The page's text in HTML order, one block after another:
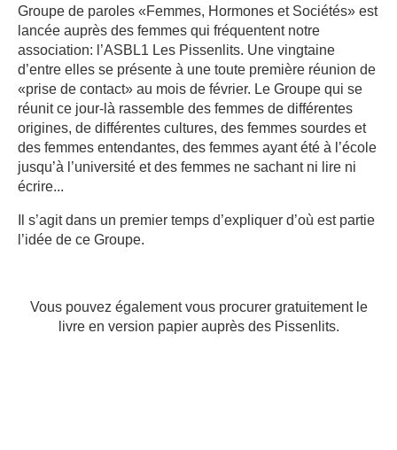
Groupe de paroles «Femmes, Hormones et Sociétés» est
lancée auprès des femmes qui fréquentent notre
association: l’ASBL1 Les Pissenlits. Une vingtaine
d’entre elles se présente à une toute première réunion de
«prise de contact» au mois de février. Le Groupe qui se
réunit ce jour-là rassemble des femmes de différentes
origines, de différentes cultures, des femmes sourdes et
des femmes entendantes, des femmes ayant été à l’école
jusqu’à l’université et des femmes ne sachant ni lire ni
écrire...
Il s’agit dans un premier temps d’expliquer d’où est partie
l’idée de ce Groupe.
Vous pouvez également vous procurer gratuitement le
livre en version papier auprès des Pissenlits.